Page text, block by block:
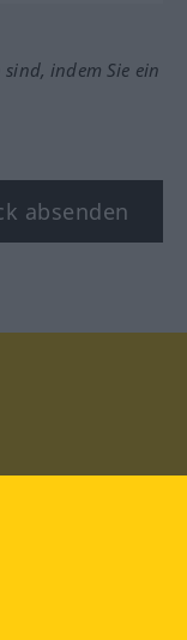
sind, indem Sie ein
absenden